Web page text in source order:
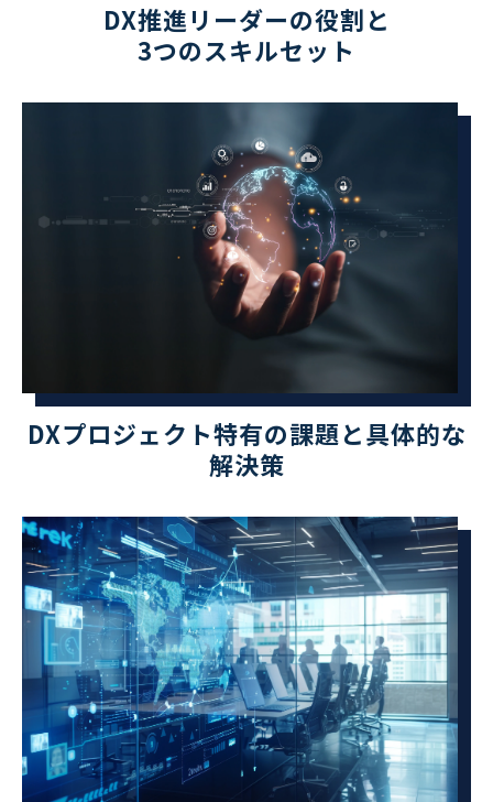
DX推進リーダーの役割と
3つのスキルセット
DXプロジェクト特有の課題と具体的な
解決策